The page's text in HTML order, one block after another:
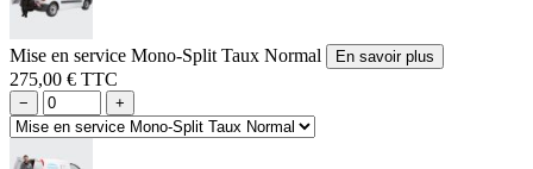
Mise en service Mono-Split Taux Normal En savoir plus
275,00 € TTC
− +